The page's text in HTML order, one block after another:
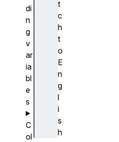
t
c
h
t
o
E
n
g
l
i
s
h
di
n
g
v
ar
ia
bl
e
s
C
ol